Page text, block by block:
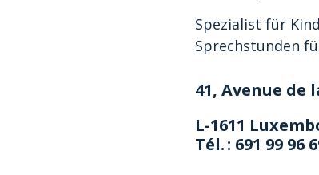
Spezialist für
Sprechstunden
41, Avenue de
L-1611
Tél. : 691 99 96